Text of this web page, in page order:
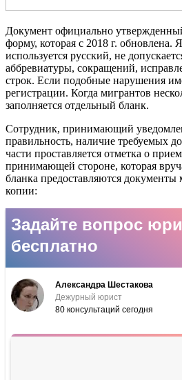
Документ официально
форму, которая с 2018 г. обновлена.
используется русский, не
аббревиатуры, сокращений,
строк. Если подобные нарушения
регистрации. Когда мигрантов
заполняется отдельный бланк.
Сотрудник, принимающий
правильность, наличие требуемых
части проставляется отметка о
принимающей стороне, которая
бланка предоставляются документы
копии: